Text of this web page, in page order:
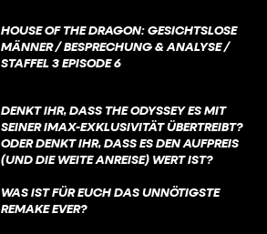
HOUSE OF THE DRAGON: GESICHTSLOSE
MÄNNER / BESPRECHUNG & ANALYSE /
STAFFEL 3 EPISODE 6
DENKT IHR, DASS THE ODYSSEY ES MIT
SEINER IMAX-EXKLUSIVITÄT ÜBERTREIBT?
ODER DENKT IHR, DASS ES DEN AUFPREIS
(UND DIE WEITE ANREISE) WERT IST?
WAS IST FÜR EUCH DAS UNNÖTIGSTE
REMAKE EVER?